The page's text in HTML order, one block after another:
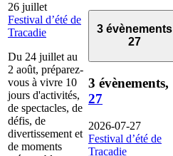
26 juillet
Festival d’été de
Tracadie
Du 24 juillet au
2 août, préparez-
vous à vivre 10
jours d'activités,
de spectacles, de
défis, de
divertissement et
de moments
3 évènements
27
3 évènements,
27
2026-07-27
Festival d’été de
Tracadie